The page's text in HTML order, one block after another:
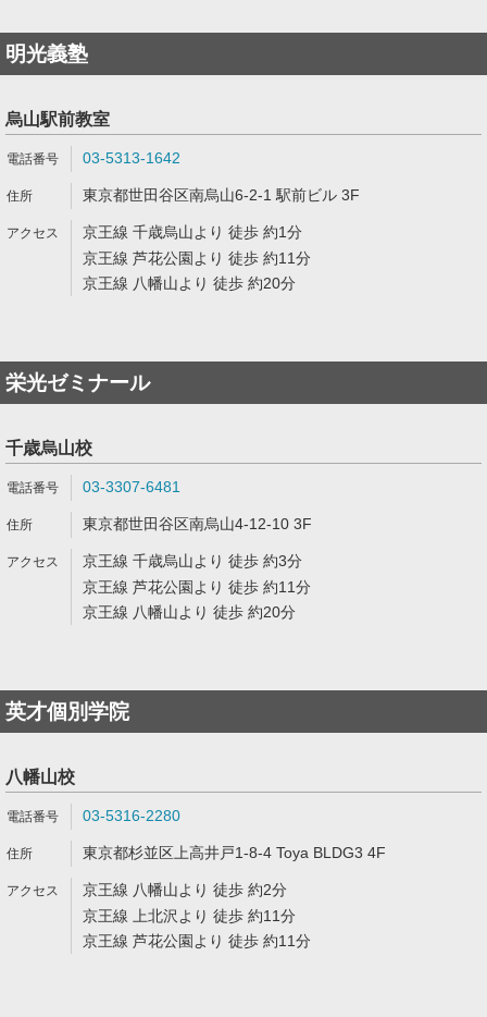
明光義塾
烏山駅前教室
03-5313-1642
東京都世田谷区南烏山6-2-1 駅前ビル 3F
京王線 千歳烏山より 徒歩 約1分
京王線 芦花公園より 徒歩 約11分
京王線 八幡山より 徒歩 約20分
栄光ゼミナール
千歳烏山校
03-3307-6481
東京都世田谷区南烏山4-12-10 3F
京王線 千歳烏山より 徒歩 約3分
京王線 芦花公園より 徒歩 約11分
京王線 八幡山より 徒歩 約20分
英才個別学院
八幡山校
03-5316-2280
東京都杉並区上高井戸1-8-4 Toya BLDG3 4F
京王線 八幡山より 徒歩 約2分
京王線 上北沢より 徒歩 約11分
京王線 芦花公園より 徒歩 約11分